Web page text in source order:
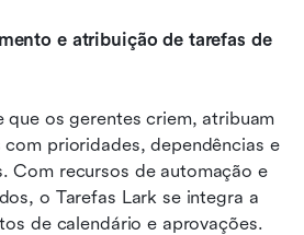
e atribuição de tarefas de
que os gerentes criem, atribuam
prioridades, dependências e
Com recursos de automação e
o Tarefas Lark se integra a
de calendário e aprovações.